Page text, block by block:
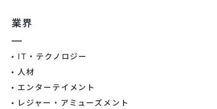
業界
IT・テクノロジー
人材
エンターテイメント
レジャー・アミューズメント